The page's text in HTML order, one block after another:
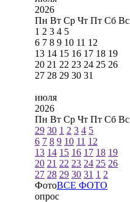
2026
Пн Вт Ср Чт Пт Сб Вс
1 2 3 4 5
6 7 8 9 10 11 12
13 14 15 16 17 18 19
20 21 22 23 24 25 26
27 28 29 30 31
июля
2026
Пн Вт Ср Чт Пт Сб Вс
29 30 1 2 3 4 5
6 7 8 9 10 11 12
13 14 15 16 17 18 19
20 21 22 23 24 25 26
27 28 29 30 31 1 2
ФотоВСЕ ФОТО
опрос